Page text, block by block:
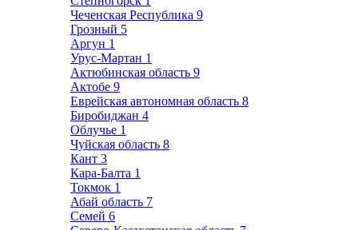
Чеченская Республика 9
Грозный 5
Аргун 1
Урус-Мартан 1
Актюбинская область 9
Актобе 9
Еврейская автономная область 8
Биробиджан 4
Облучье 1
Чуйская область 8
Кант 3
Кара-Балта 1
Токмок 1
Абай область 7
Семей 6